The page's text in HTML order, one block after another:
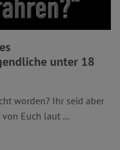
unter 18
worden? Ihr seid aber
Euch laut ...